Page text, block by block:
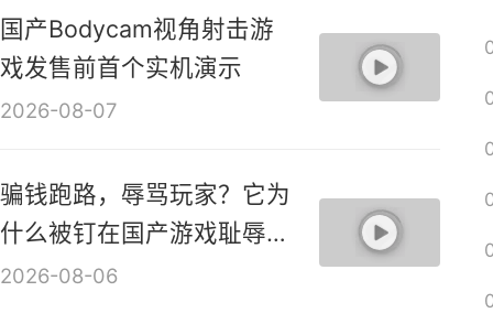
国产Bodycam视角射击游
戏发售前首个实机演示
2026-08-07
骗钱跑路，辱骂玩家？它为
什么被钉在国产游戏耻辱柱
上？【是个人物10】
2026-08-06